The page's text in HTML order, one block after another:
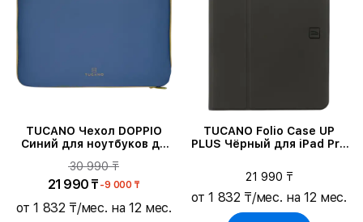
TUCANO Чехол DOPPIO
Синий для ноутбуков до
30 990 ₸
21 990 ₸ -9 000 ₸
от 1 832 ₸/мес. на 12 мес.
TUCANO Folio Case UP
PLUS Чёрный для iPad Pro
11 (M2)/Air (4-го
поколения)/Air (5-го
поколения)/Pro 11 дюймов
(2-го поколения)/(3-го
21 990 ₸
от 1 832 ₸/мес. на 12 мес.